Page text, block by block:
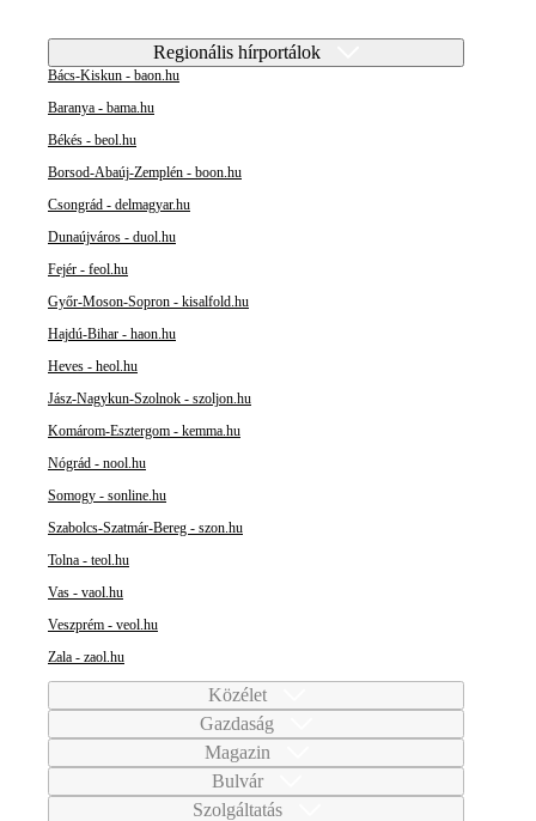
Regionális hírportálok
Bács-Kiskun - baon.hu
Baranya - bama.hu
Békés - beol.hu
Borsod-Abaúj-Zemplén - boon.hu
Csongrád - delmagyar.hu
Dunaújváros - duol.hu
Fejér - feol.hu
Győr-Moson-Sopron - kisalfold.hu
Hajdú-Bihar - haon.hu
Heves - heol.hu
Jász-Nagykun-Szolnok - szoljon.hu
Komárom-Esztergom - kemma.hu
Nógrád - nool.hu
Somogy - sonline.hu
Szabolcs-Szatmár-Bereg - szon.hu
Tolna - teol.hu
Vas - vaol.hu
Veszprém - veol.hu
Zala - zaol.hu
Közélet
Gazdaság
Magazin
Bulvár
Szolgáltatás